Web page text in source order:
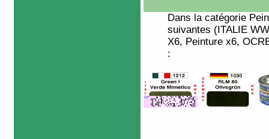
Dans la catégorie
suivantes (ITALIE
X6, Peinture x6,
: